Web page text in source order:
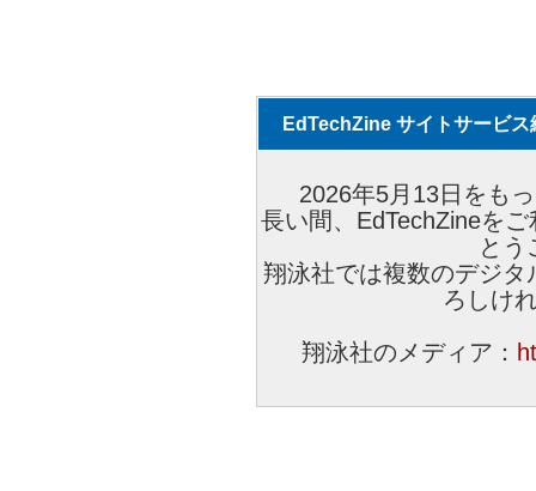
EdTechZine サイトサービス
2026年5月13日をも
長い間、EdTechZineを
とう
翔泳社では複数のデジ
ろしけ
翔泳社のメディア：